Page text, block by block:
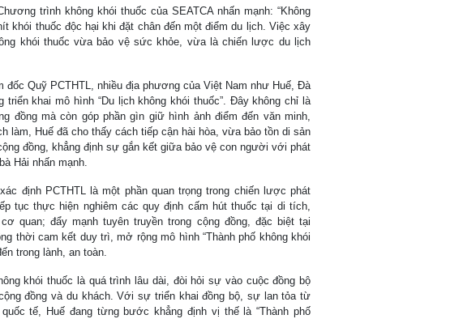
trình không khói thuốc của SEATCA nhấn mạnh: “Không
khói thuốc độc hại khi đặt chân đến một điểm du lịch. Việc xây
khói thuốc vừa bảo vệ sức khỏe, vừa là chiến lược du lịch
đốc Quỹ PCTHTL, nhiều địa phương của Việt Nam như Huế, Đà
triển khai mô hình “Du lịch không khói thuốc”. Đây không chỉ là
đồng mà còn góp phần gìn giữ hình ảnh điểm đến văn minh,
làm, Huế đã cho thấy cách tiếp cận hài hòa, vừa bảo tồn di sản
đồng, khẳng định sự gắn kết giữa bảo vệ con người với phát
Hải nhấn mạnh.
định PCTHTL là một phần quan trọng trong chiến lược phát
tục thực hiện nghiêm các quy định cấm hút thuốc tại di tích,
quan; đẩy mạnh tuyên truyền trong cộng đồng, đặc biệt tại
thời cam kết duy trì, mở rộng mô hình “Thành phố không khói
trong lành, an toàn.
khói thuốc là quá trình lâu dài, đòi hỏi sự vào cuộc đồng bộ
đồng và du khách. Với sự triển khai đồng bộ, sự lan tỏa từ
tế, Huế đang từng bước khẳng định vị thế là “Thành phố